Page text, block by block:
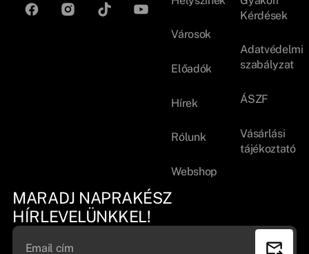
Városok
Előadók
Hírek
Rólunk
Webshop
Kérdések
Adatvédelmi
szabályzat
ÁSZF
Vásárlási
tájékoztató
MARADJ NAPRAKÉSZ
HÍRLEVELÜNKKEL!